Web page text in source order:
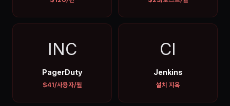
INC
PagerDuty
$41/사용자/월
CI
Jenkins
설치 지옥